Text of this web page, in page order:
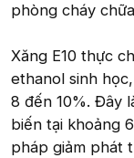
phòng cháy
Xăng E10 thực
ethanol sinh
8 đến 10%. Đây
biến tại khoảng
pháp giảm phát